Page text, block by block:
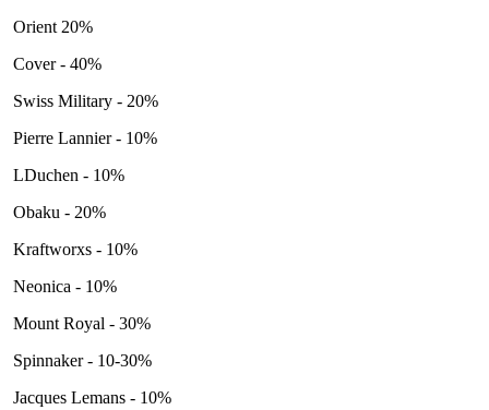
Orient 20%
Cover - 40%
Swiss Military - 20%
Pierre Lannier - 10%
LDuchen - 10%
Obaku - 20%
Kraftworxs - 10%
Neonica - 10%
Mount Royal - 30%
Spinnaker - 10-30%
Jacques Lemans - 10%